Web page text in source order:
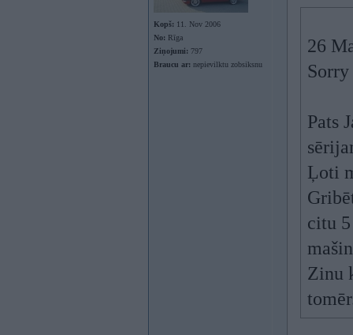
Kopš: 11. Nov 2006
No: Rīga
Ziņojumi: 797
Braucu ar: nepievilktu zobsiksnu
26
Pats
Ļoti
citu
Zinu